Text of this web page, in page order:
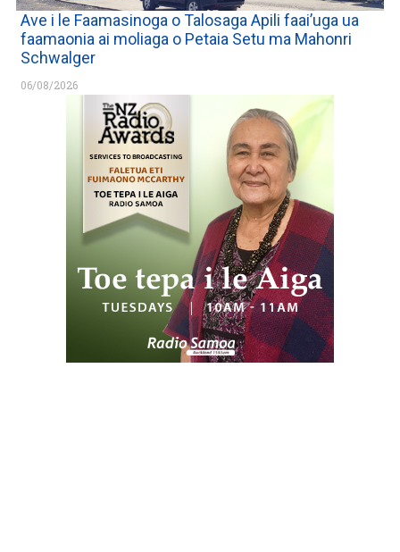
Ave i le Faamasinoga o Talosaga Apili faai’uga ua
faamaonia ai moliaga o Petaia Setu ma Mahonri
Schwalger
06/08/2026